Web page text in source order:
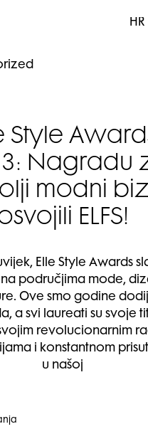
Style
Nagradu
modni
ELFS!
Elle Style Awards
na područjima mode,
Ove smo godine
a svi laureati su svoje
revolucionarnim
i konstantnom
u našoj